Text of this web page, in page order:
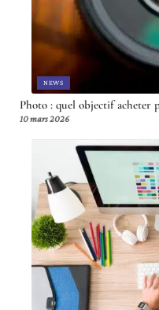
NEWS
Photo : quel objectif acheter
10 mars 2026